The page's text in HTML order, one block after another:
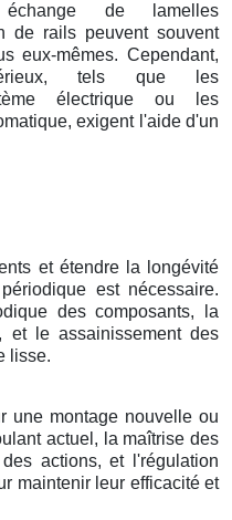
de lamelles
de rails peuvent souvent
eux-mêmes. Cependant,
tels que les
électrique ou les
exigent l'aide d'un
et étendre la longévité
est nécessaire.
des composants, la
et le assainissement des
lisse.
une montage nouvelle ou
actuel, la maîtrise des
actions, et l'régulation
maintenir leur efficacité et